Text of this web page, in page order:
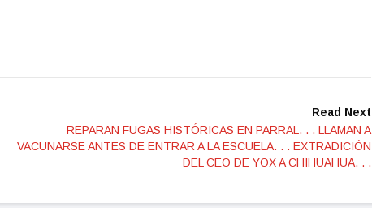
Read Next
REPARAN FUGAS HISTÓRICAS EN PARRAL. . . LLAMAN A
VACUNARSE ANTES DE ENTRAR A LA ESCUELA. . . EXTRADICIÓN
DEL CEO DE YOX A CHIHUAHUA. . .